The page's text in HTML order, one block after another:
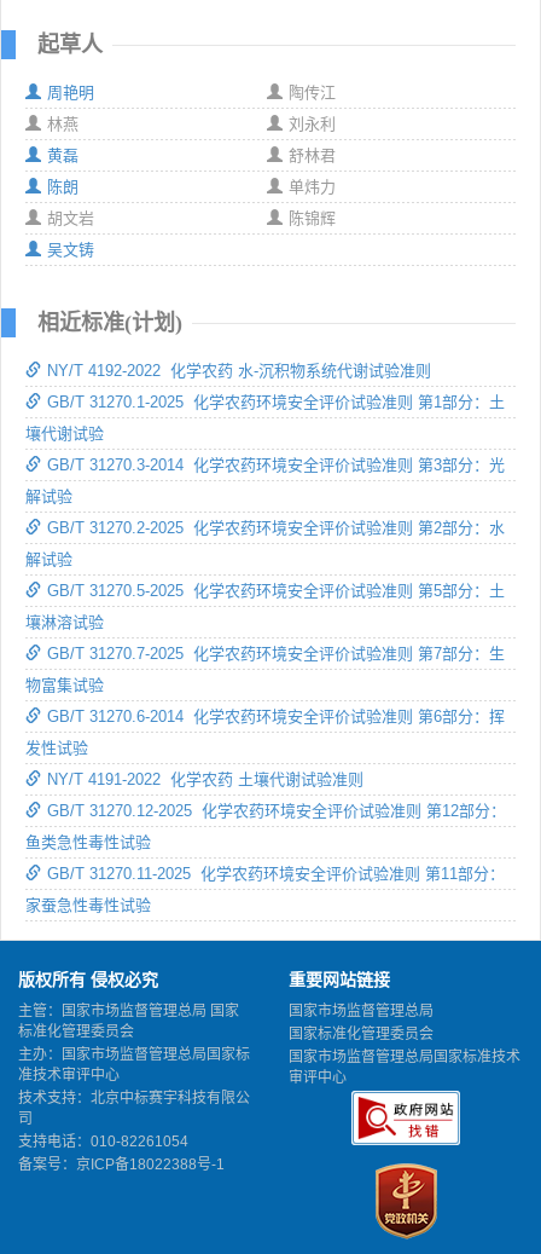
起草人
周艳明
陶传江
林燕
刘永利
黄磊
舒林君
陈朗
单炜力
胡文岩
陈锦辉
吴文铸
相近标准(计划)
NY/T 4192-2022 化学农药 水-沉积物系统代谢试验准则
GB/T 31270.1-2025 化学农药环境安全评价试验准则 第1部分：土
壤代谢试验
GB/T 31270.3-2014 化学农药环境安全评价试验准则 第3部分：光
解试验
GB/T 31270.2-2025 化学农药环境安全评价试验准则 第2部分：水
解试验
GB/T 31270.5-2025 化学农药环境安全评价试验准则 第5部分：土
壤淋溶试验
GB/T 31270.7-2025 化学农药环境安全评价试验准则 第7部分：生
物富集试验
GB/T 31270.6-2014 化学农药环境安全评价试验准则 第6部分：挥
发性试验
NY/T 4191-2022 化学农药 土壤代谢试验准则
GB/T 31270.12-2025 化学农药环境安全评价试验准则 第12部分：
鱼类急性毒性试验
GB/T 31270.11-2025 化学农药环境安全评价试验准则 第11部分：
家蚕急性毒性试验
版权所有 侵权必究
主管：国家市场监督管理总局 国家
标准化管理委员会
主办：国家市场监督管理总局国家标
准技术审评中心
技术支持：北京中标赛宇科技有限公
司
支持电话：010-82261054
备案号： 京ICP备18022388号-1
重要网站链接
国家市场监督管理总局
国家标准化管理委员会
国家市场监督管理总局国家标准技术
审评中心